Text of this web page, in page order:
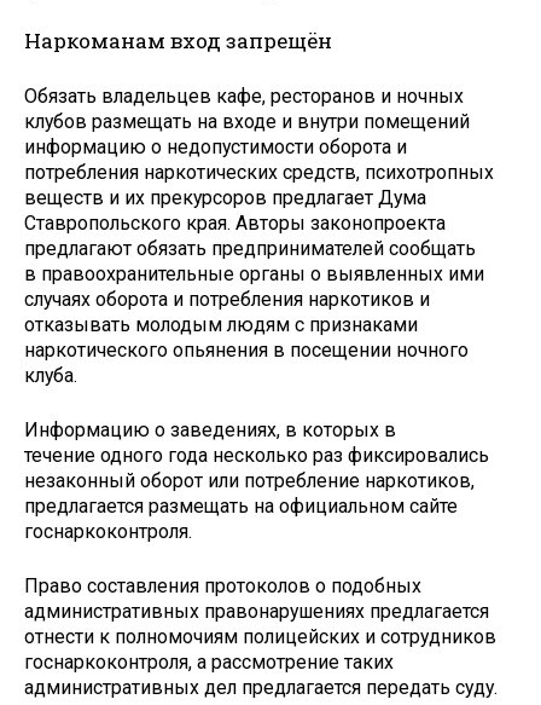
Наркоманам вход запрещён
Обязать владельцев кафе, ресторанов и ночных
клубов размещать на входе и внутри помещений
информацию о недопустимости оборота и
потребления наркотических средств, психотропных
веществ и их прекурсоров предлагает Дума
Ставропольского края. Авторы законопроекта
предлагают обязать предпринимателей сообщать
в правоохранительные органы о выявленных ими
случаях оборота и потребления нар­котиков и
отказывать молодым людям с признаками
наркотического опьянения в посещении ночного
клуба.
Информацию о заведениях, в которых в
течение одного года несколько раз фиксировались
незаконный оборот или потреб­ление наркотиков,
предлагается размещать на официальном сайте
госнаркоконтроля.
Право составления протоколов о подобных
административных правонарушениях предлагается
отнести к полномочиям полицейских и сотрудников
госнаркоконтроля, а рассмотрение таких
административных дел предлагается передать суду.